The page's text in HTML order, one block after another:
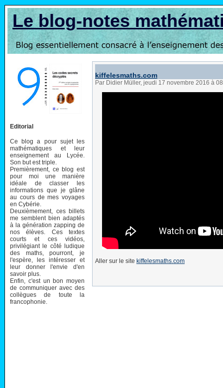
Le blog-notes
Editorial
Ce blog a pour sujet les
mathématiques et leur
enseignement au Lycée.
Son but est triple.
Premièrement, ce blog est
pour moi une manière
idéale de classer les
informations que je glâne
au cours de mes voyages
en Cybérie.
Deuxièmement, ces billets
me semblent bien adaptés
à la génération zapping de
nos élèves. Ces textes
courts et ces vidéos,
privilégiant le côté ludique
des maths, pourront, je
l'espère, les intéresser et
leur donner l'envie d'en
savoir plus.
Enfin, c'est un bon moyen
de communiquer avec des
collègues de toute la
francophonie.
kiffelesmaths.com
Par Didier Müller, jeudi 17 novembre 2016 à
Aller sur le site kiffelesmaths.com